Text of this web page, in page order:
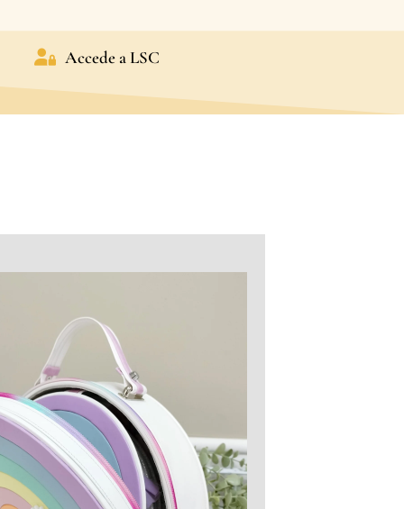
Accede a LSC